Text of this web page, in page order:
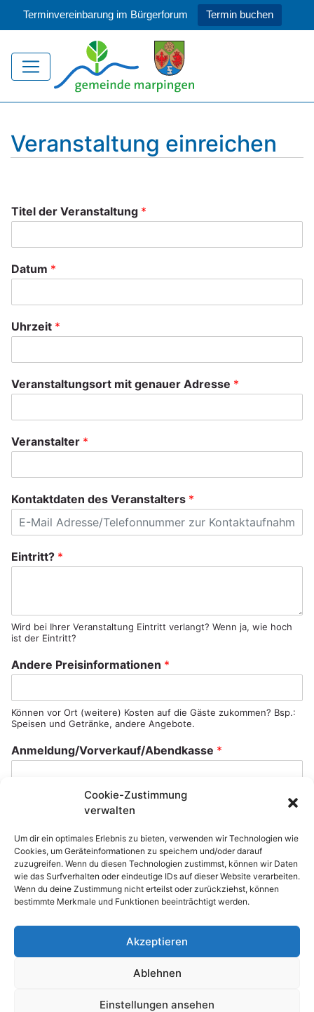
Terminvereinbarung im Bürgerforum Termin buchen
Cookie-Zustimmung
verwalten
Um dir ein optimales Erlebnis zu bieten, verwenden wir Technologien wie
Cookies, um Geräteinformationen zu speichern und/oder darauf
zuzugreifen. Wenn du diesen Technologien zustimmst, können wir Daten
wie das Surfverhalten oder eindeutige IDs auf dieser Website verarbeiten.
Wenn du deine Zustimmung nicht erteilst oder zurückziehst, können
bestimmte Merkmale und Funktionen beeinträchtigt werden.
Akzeptieren
Ablehnen
Einstellungen ansehen
Veranstaltung einreichen
Titel der Veranstaltung *
Datum *
Uhrzeit *
V
e
a
s
a
t
s
c
h
r
e
i
u
n
g
i
e
n
?
d
e
Veranstaltungsort mit genauer Adresse *
Veranstalter *
Kontaktdaten des Veranstalters *
*
*
a
u
r
Eintritt? *
Wird bei Ihrer Veranstaltung Eintritt verlangt? Wenn ja, wie hoch
ist der Eintritt?
Andere Preisinformationen *
Können vor Ort (weitere) Kosten auf die Gäste zukommen? Bsp.:
Speisen und Getränke, andere Angebote.
Anmeldung/Vorverkauf/Abendkasse *
Muss man sich für die Veranstaltung anmelden? Wird es einen
Vorverkauf/eine Abendkasse geben? Können Karten online
Veranstaltungsbeschreibung*
Was ist der Anlass der Veranstaltung? Wie sieht das Programm
(Live-)Musik geben? Müssen die Besucher etwas mitbringen?
Möchten Sie uns noch etwas mitteilen?